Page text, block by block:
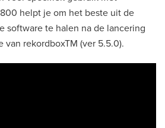
helpt je om het beste uit de
software te halen na de lancering
van rekordboxTM (ver 5.5.0).